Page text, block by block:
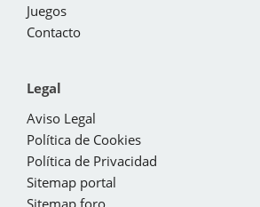
Juegos
Contacto
Legal
Aviso Legal
Política de Cookies
Política de Privacidad
Sitemap portal